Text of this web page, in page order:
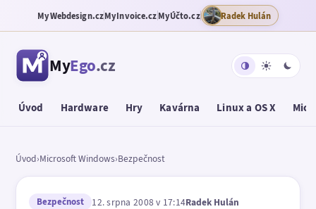
MyWebdesign.czMyInvoice.czMyÚčto.cz Radek Hulán
MyEgo.cz
Úvod Hardware Hry Kavárna Linux a OS X
Úvod›Microsoft Windows›Bezpečnost
Bezpečnost 12. srpna 2008 v 17:14Radek Hulán